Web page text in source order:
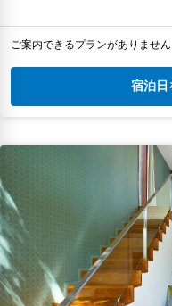
ご案内できるプランがありませ
宿泊日